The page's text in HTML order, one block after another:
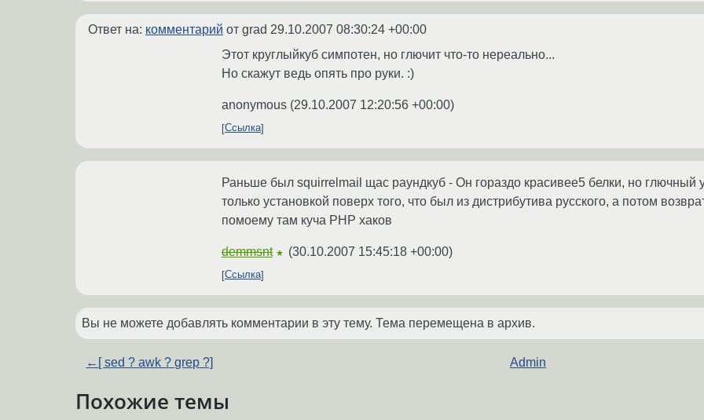
Ответ на: комментарий от grad 29.10.2007 08:30:24 +00:00
Этот круглыйкуб симпотен, но глючит что-то нереально...
Но скажут ведь опять про руки. :)
anonymous (29.10.2007 12:20:56 +00:00)
Ссылка
Раньше был squirrelmail щас раундкуб - Он гораздо красивее5 белки, но глючный
только установкой поверх того, что был из дистрибутива русского, а потом
помоему там куча PHP хаков
demmsnt ★ (30.10.2007 15:45:18 +00:00)
Ссылка
Вы не можете добавлять комментарии в эту тему. Тема перемещена в архив.
← [ sed ? awk ? grep ?] Admin
Похожие темы